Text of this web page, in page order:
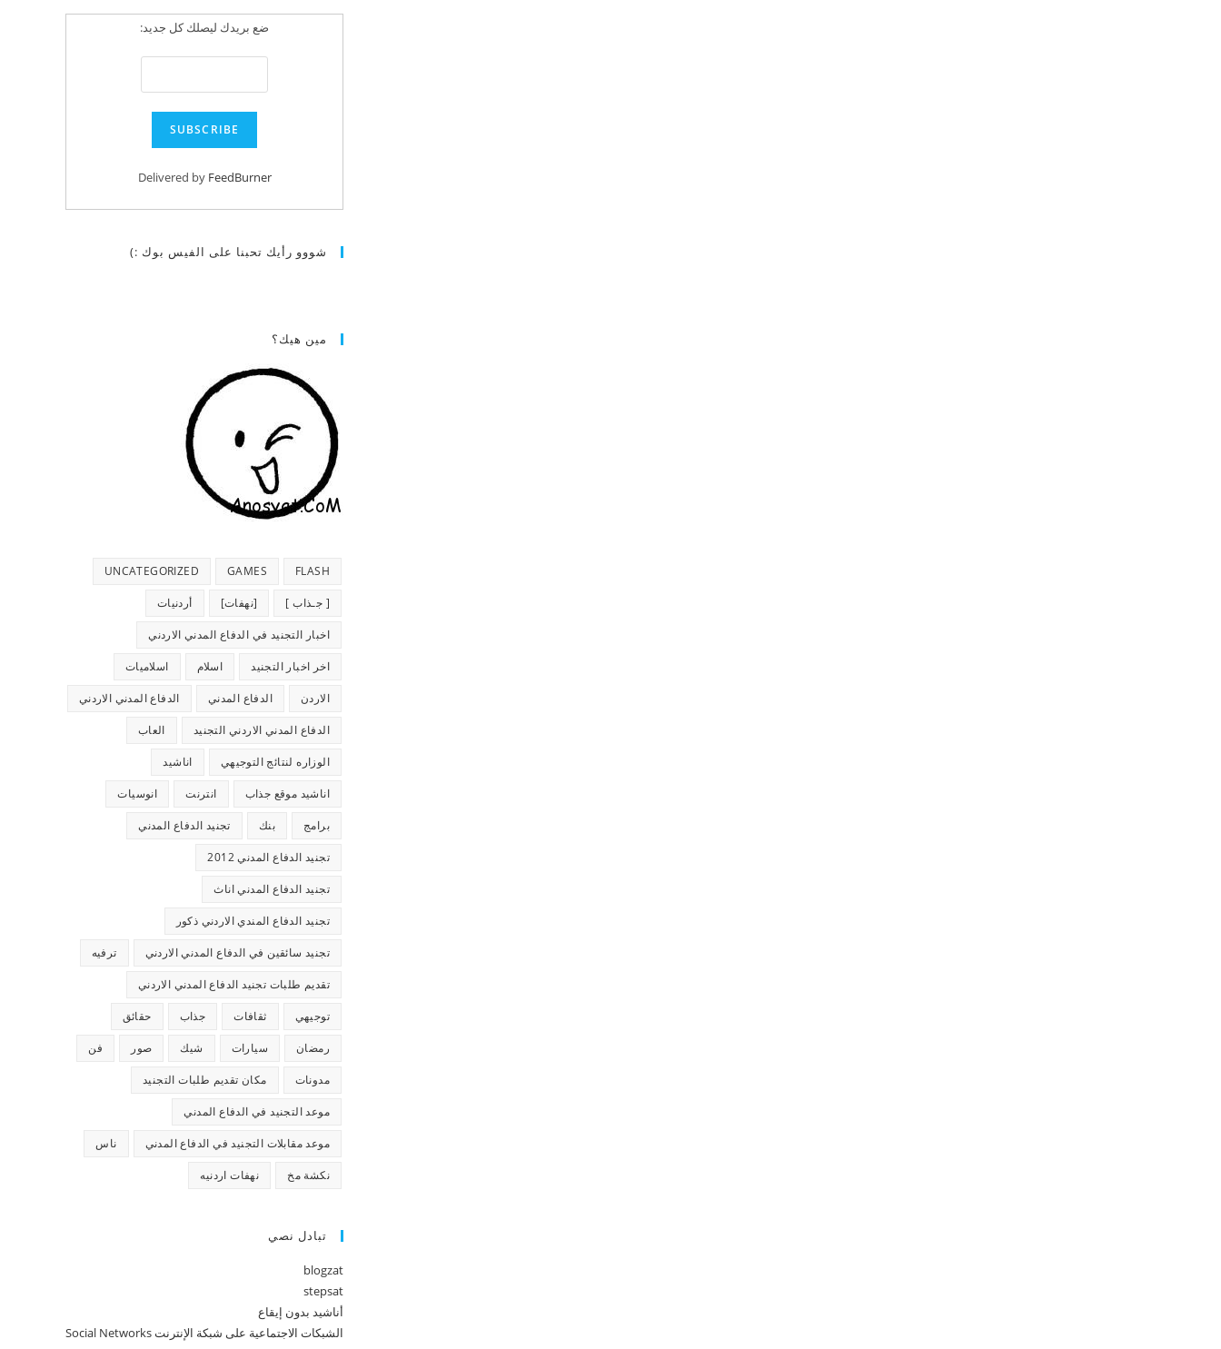
ضع بريدك ليصلك كل جديد:
Delivered by FeedBurner
شووو رأيك تحبنا على الفيس بوك :)
مين هيك؟
FLASH
GAMES
UNCATEGORIZED
[ جـذاب ] [نهفات] أردنيات
اخبار التجنيد في الدفاع المدني الاردني
اخر اخبار التجنيد اسلام اسلاميات
الاردن الدفاع المدني الدفاع المدني الاردني
الدفاع المدني الاردني التجنيد العاب
الوزاره لنتائج التوجيهي اناشيد
اناشيد موقع جذاب انترنت انوسيات
برامج بنك تجنيد الدفاع المدني
تجنيد الدفاع المدني 2012
تجنيد الدفاع المدني اناث
تجنيد الدفاع المندي الاردني ذكور
تجنيد سائقين في الدفاع المدني الاردني ترفيه
تقديم طلبات تجنيد الدفاع المدني الاردني
توجيهي ثقافات جذاب حقائق
رمضان سيارات شيك صور فن
مدونات مكان تقديم طلبات التجنيد
موعد التجنيد في الدفاع المدني
موعد مقابلات التجنيد في الدفاع المدني ناس
نكشة مخ نهفات اردنيه
تبادل نصي
blogzat
stepsat
أناشيد بدون إيقاع
الشبكات الاجتماعية على شبكة الإنترنت Social Networks